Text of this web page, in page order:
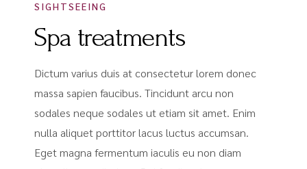
SIGHTSEEING
Spa treatments
Dictum varius duis at consectetur lorem donec
massa sapien faucibus. Tincidunt arcu non
sodales neque sodales ut etiam sit amet. Enim
nulla aliquet porttitor lacus luctus accumsan.
Eget magna fermentum iaculis eu non diam